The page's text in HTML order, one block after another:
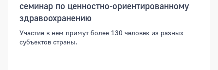
семинар по ценностно-ориентированному
здравоохранению
Участие в нем примут более 130 человек из разных
субъектов страны.